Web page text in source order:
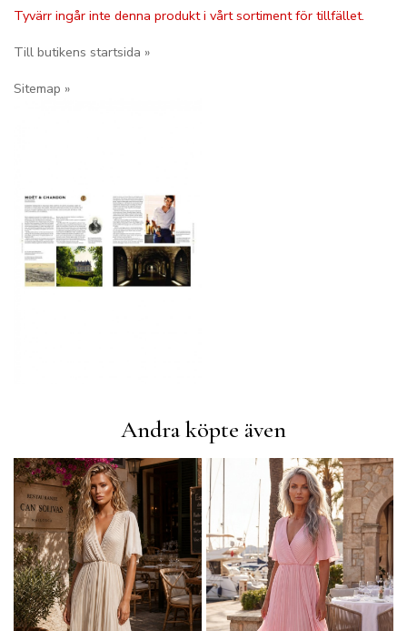
Tyvärr ingår inte denna produkt i vårt sortiment för tillfället.
Till butikens startsida »
Sitemap »
Andra köpte även